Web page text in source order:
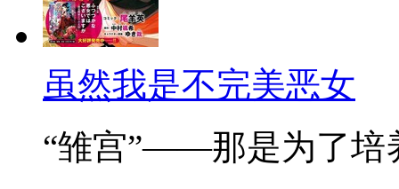
虽然我是不完美恶女
“雏宫”——那是为了培